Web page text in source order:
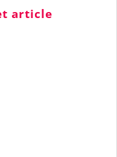
article